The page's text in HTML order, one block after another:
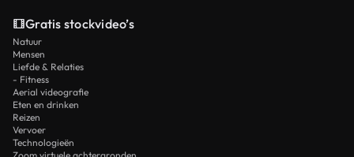
Gratis stockvideo’s
Natuur
Mensen
Liefde & Relaties
- Fitness
Aerial videografie
Eten en drinken
Reizen
Vervoer
Technologieën